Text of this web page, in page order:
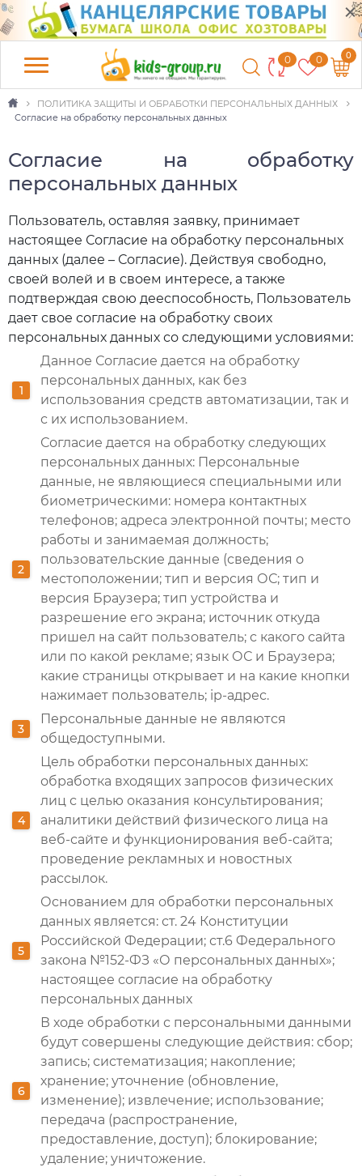
0 0 0
ПОЛИТИКА ЗАЩИТЫ И ОБРАБОТКИ ПЕРСОНАЛЬНЫХ ДАННЫХ
Согласие на обработку персональных данных
Согласие на обработку
персональных данных
Пользователь, оставляя заявку, принимает
настоящее Согласие на обработку персональных
данных (далее – Согласие). Действуя свободно,
своей волей и в своем интересе, а также
подтверждая свою дееспособность, Пользователь
дает свое согласие на обработку своих
персональных данных со следующими условиями:
Данное Согласие дается на обработку
персональных данных, как без
использования средств автоматизации, так и
с их использованием.
Согласие дается на обработку следующих
персональных данных: Персональные
данные, не являющиеся специальными или
биометрическими: номера контактных
телефонов; адреса электронной почты; место
работы и занимаемая должность;
пользовательские данные (сведения о
местоположении; тип и версия ОС; тип и
версия Браузера; тип устройства и
разрешение его экрана; источник откуда
пришел на сайт пользователь; с какого сайта
или по какой рекламе; язык ОС и Браузера;
какие страницы открывает и на какие кнопки
нажимает пользователь; ip-адрес.
Персональные данные не являются
общедоступными.
Цель обработки персональных данных:
обработка входящих запросов физических
лиц с целью оказания консультирования;
аналитики действий физического лица на
веб-сайте и функционирования веб-сайта;
проведение рекламных и новостных
рассылок.
Основанием для обработки персональных
данных является: ст. 24 Конституции
Российской Федерации; ст.6 Федерального
закона №152-ФЗ «О персональных данных»;
настоящее согласие на обработку
персональных данных
В ходе обработки с персональными данными
будут совершены следующие действия: сбор;
запись; систематизация; накопление;
хранение; уточнение (обновление,
изменение); извлечение; использование;
передача (распространение,
предоставление, доступ); блокирование;
удаление; уничтожение.